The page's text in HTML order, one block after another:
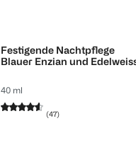
Festigende Nachtpflege
Blauer Enzian und
40 ml
(47)